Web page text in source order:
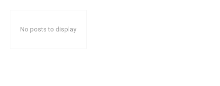
No posts to display